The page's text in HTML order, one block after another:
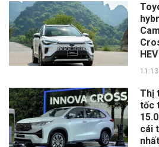
Thị
tốc
cái